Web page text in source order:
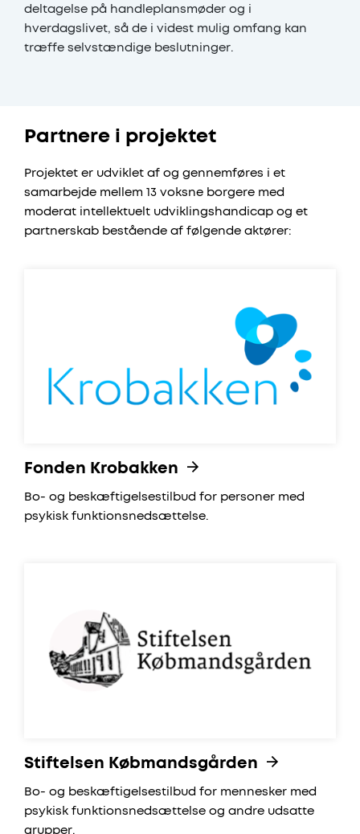
deltagelse på handleplansmøder og i
hverdagslivet, så de i videst mulig omfang kan
træffe selvstændige beslutninger.
Partnere i projektet
Projektet er udviklet af og gennemføres i et
samarbejde mellem 13 voksne borgere med
moderat intellektuelt udviklingshandicap og et
partnerskab bestående af følgende aktører:
Fonden Krobakken
Bo- og beskæftigelsestilbud for personer med
psykisk funktionsnedsættelse.
Stiftelsen Købmandsgården
Bo- og beskæftigelsestilbud for mennesker med
psykisk funktionsnedsættelse og andre udsatte
grupper.